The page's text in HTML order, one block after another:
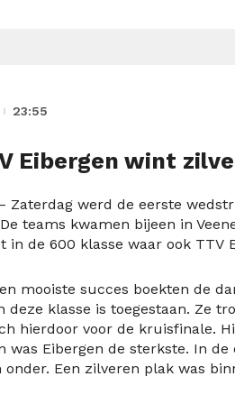
23:55
Eibergen wint
– Zaterdag werd de eerste
teams kwamen bijeen in
in de 600 klasse waar ook TTV
mooiste succes boekten de
deze klasse is toegestaan. Ze
hierdoor voor de kruisfinale.
was Eibergen de sterkste. In
onder. Een zilveren plak was